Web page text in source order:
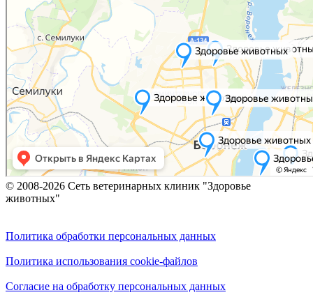
© 2008-2026 Сеть ветеринарных клиник "Здоровье
животных"
Политика обработки персональных данных
Политика использования cookie-файлов
Согласие на обработку персональных данных